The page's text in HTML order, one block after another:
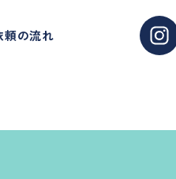
wp-content/plugins/
class/class-wp-
頼の流れ